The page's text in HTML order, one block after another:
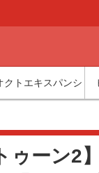
クトエキスパンショ
ゥーン2